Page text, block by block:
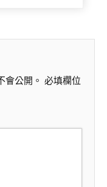
會公開。 必填欄位